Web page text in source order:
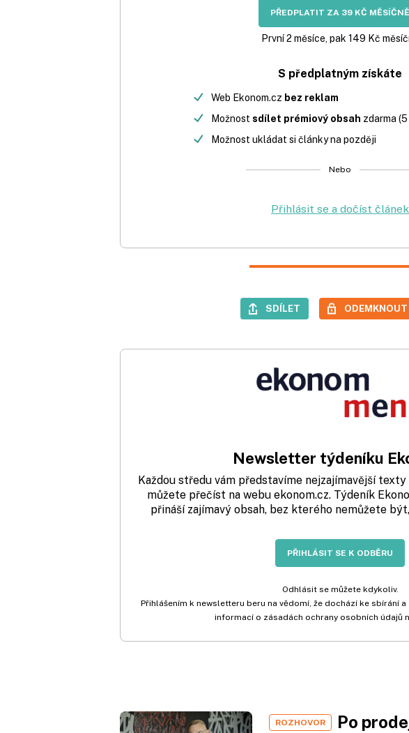
PŘEDPLATIT ZA 39 KČ MĚSÍČNĚ
První 2 měsíce, pak 149 Kč
S předplatným získáte
Web Ekonom.cz bez reklam
Možnost sdílet prémiový obsah zdarma
Možnost ukládat si články na později
Nebo
Přihlásit se a dočíst článek
SDÍLET
Newsletter týdeníku
Každou středu vám představíme nejzajímavější
můžete přečíst na webu ekonom.cz. Týdeník
přináší zajímavý obsah, bez kterého nemůžete
PŘIHLÁSIT SE K ODBĚRU
Odhlásit se můžete kdykoliv.
Přihlášením k newsletteru beru na vědomí, že dochází ke sbírání
informací o zásadách ochrany osobních údajů
ROZHOVOR
Po